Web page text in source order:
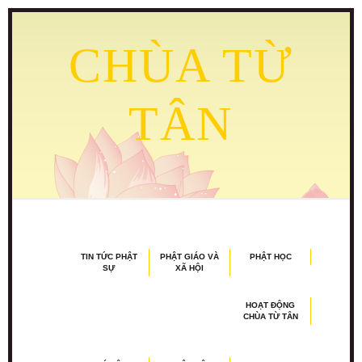
CHÙA TỪ
TÂN
TIN TỨC PHẬT
SỰ
PHẬT GIÁO VÀ
XÃ HỘI
PHẬT HỌC
HOẠT ĐỘNG
CHÙA TỪ TÂN